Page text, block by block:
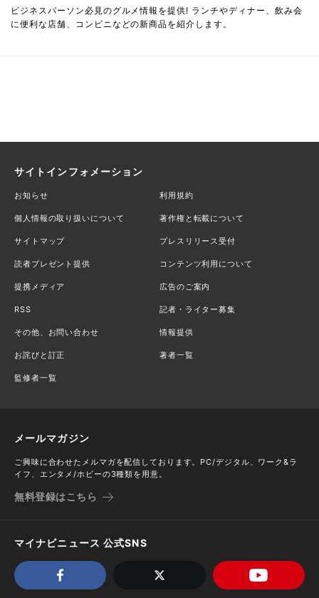
ビジネスパーソン必見のグルメ情報を提供! ランチやディナー、飲み会
に便利な店舗、コンビニなどの新商品を紹介します。
サイトインフォメーション
お知らせ 利用規約
個人情報の取り扱いについて 著作権と転載について
サイトマップ プレスリリース受付
読者プレゼント提供 コンテンツ利用について
提携メディア 広告のご案内
RSS 記者・ライター募集
その他、お問い合わせ 情報提供
お詫びと訂正 著者一覧
監修者一覧
メールマガジン
ご興味に合わせたメルマガを配信しております。PC/デジタル、ワーク&ラ
イフ、エンタメ/ホビーの3種類を用意。
無料登録はこちら
マイナビニュース 公式SNS